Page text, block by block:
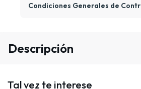
Condiciones Generales de
Descripción
Tal vez te interese